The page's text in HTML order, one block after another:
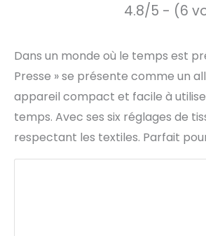
4.8/5 - (6
Dans un monde où le temps est
Presse » se présente comme un
appareil compact et facile à
temps. Avec ses six réglages de
respectant les textiles. Parfait